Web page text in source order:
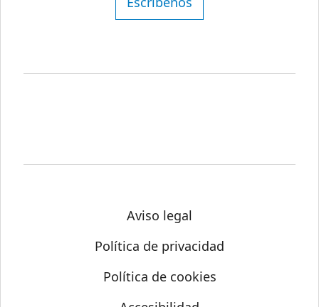
Aviso legal
Política de privacidad
Política de cookies